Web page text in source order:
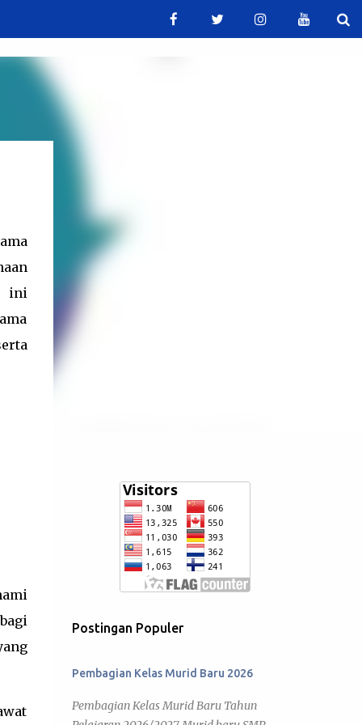
ini
Postingan Populer
Pembagian Kelas Murid Baru 2026
Pembagian Kelas Murid Baru Tahun